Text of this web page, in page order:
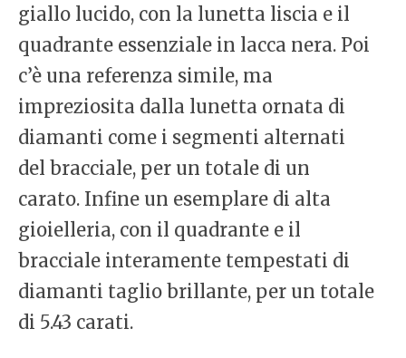
giallo lucido, con la lunetta liscia e il
quadrante essenziale in lacca nera. Poi
c’è una referenza simile, ma
impreziosita dalla lunetta ornata di
diamanti come i segmenti alternati
del bracciale, per un totale di un
carato. Infine un esemplare di alta
gioielleria, con il quadrante e il
bracciale interamente tempestati di
diamanti taglio brillante, per un totale
di 5.43 carati.